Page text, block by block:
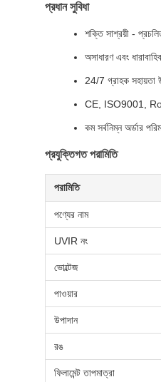
প্রধান সুবিধা
শক্তি সাশ্রয়ী -
অসাধারণ এবং
24/7 গ্রাহক সহায়তা
CE, ISO9001,
কম সর্বনিম্ন অর্ডার
প্রযুক্তিগত পরামিতি
পরামিতি
পণ্যের নাম
UVIR নং
ভোল্টেজ
পাওয়ার
উপাদান
রঙ
ফিলামেন্ট তাপমাত্রা